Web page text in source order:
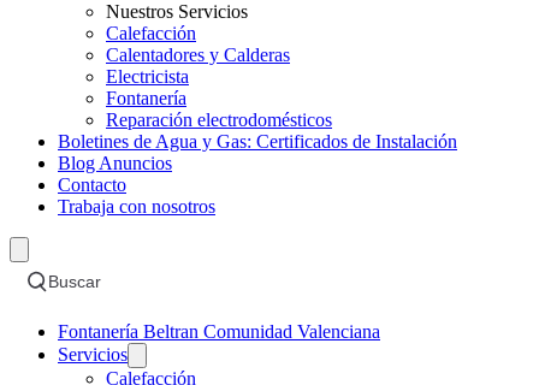
Nuestros Servicios
Calefacción
Calentadores y Calderas
Electricista
Fontanería
Reparación electrodomésticos
Boletines de Agua y Gas: Certificados de Instalación
Blog Anuncios
Contacto
Trabaja con nosotros
Buscar
Fontanería Beltran Comunidad Valenciana
Servicios
Calefacción